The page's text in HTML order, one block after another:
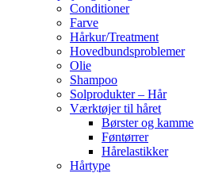
Conditioner
Farve
Hårkur/Treatment
Hovedbundsproblemer
Olie
Shampoo
Solprodukter – Hår
Værktøjer til håret
Børster og kamme
Føntørrer
Hårelastikker
Hårtype